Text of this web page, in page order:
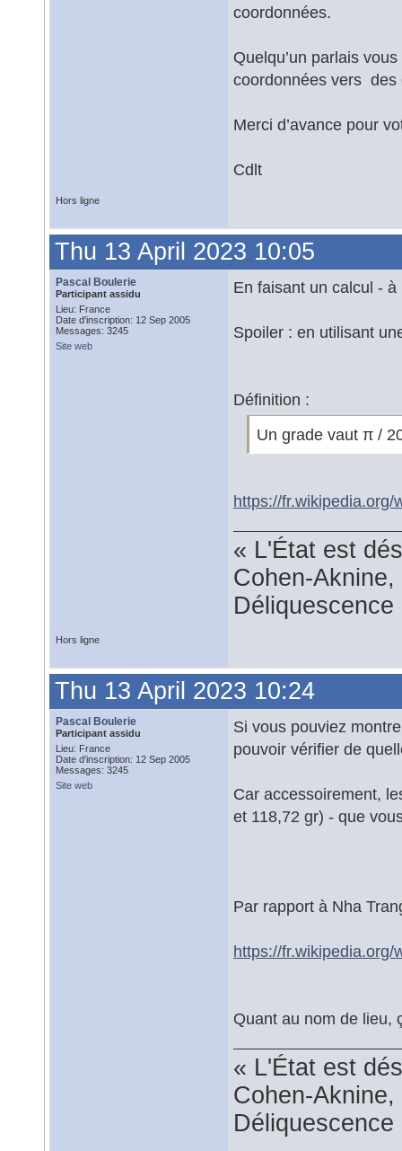
coordonnées.
Quelqu’un parlais
coordonnées vers des
Merci d’avance pour
Cdlt
Hors ligne
Thu 13 April 2023 10:05
Pascal Boulerie
Participant assidu
Lieu: France
Date d'inscription: 12 Sep 2005
Messages: 3245
Site web
En faisant un calcul -
Spoiler : en utilisant
Définition :
Un grade vaut π /
https://fr.wikipedia.org/
« L'État est
Cohen-
Hors ligne
Thu 13 April 2023 10:24
Pascal Boulerie
Participant assidu
Lieu: France
Date d'inscription: 12 Sep 2005
Messages: 3245
Site web
Si vous pouviez
pouvoir vérifier de
Car accessoirement,
et 118,72 gr) - que
Par rapport à Nha
https://fr.wikipedia.org/
Quant au nom de lieu,
« L'État est
Cohen-